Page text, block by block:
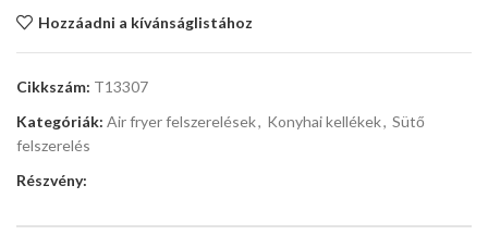
Hozzáadni a kívánságlistához
Cikkszám: T13307
Kategóriák: Air fryer felszerelések, Konyhai kellékek, Sütő
felszerelés
Részvény: